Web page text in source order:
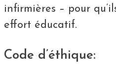
infirmières – pour
effort éducatif.
Code d’éthique: